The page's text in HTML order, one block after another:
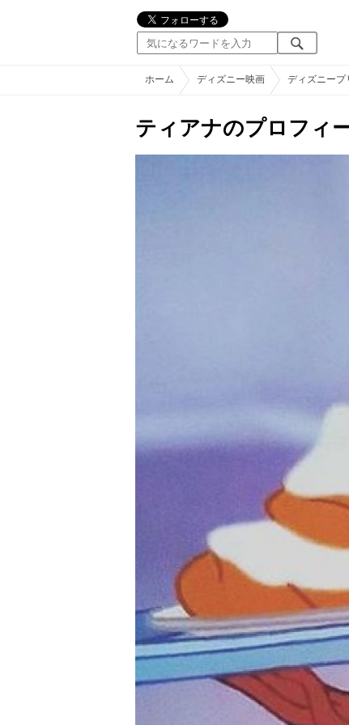
ホーム ディズニー映画 ディズニープ
ティアナのプロフィ